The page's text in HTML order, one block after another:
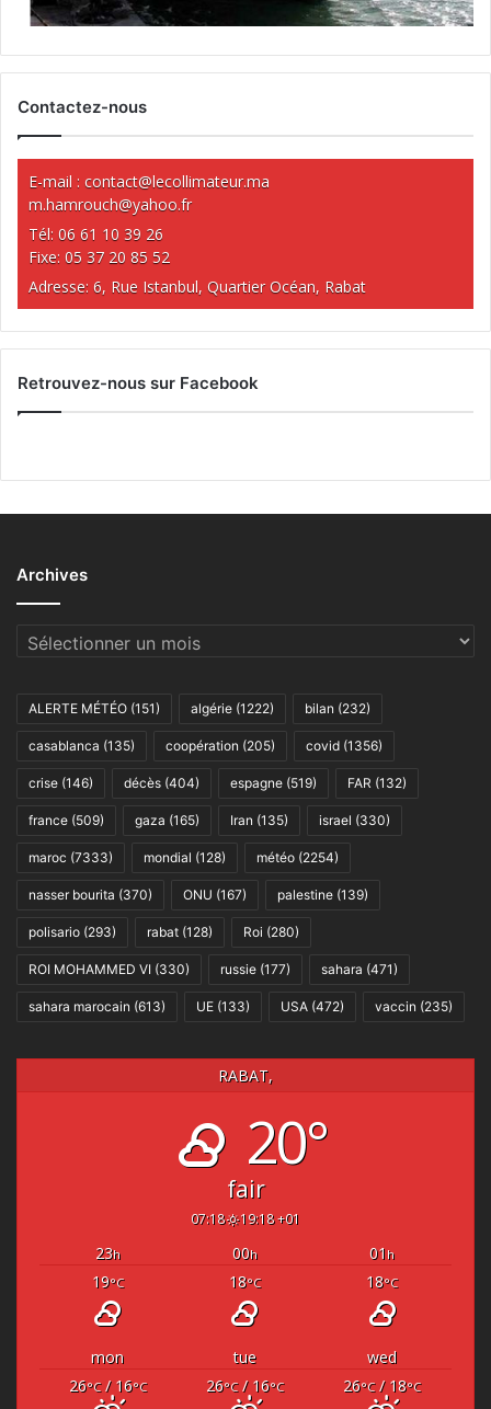
Contactez-nous
E-mail : contact@lecollimateur.ma
m.hamrouch@yahoo.fr
Tél: 06 61 10 39 26
Fixe: 05 37 20 85 52
Adresse: 6, Rue Istanbul, Quartier Océan, Rabat
Retrouvez-nous sur Facebook
Archives
Archives
ALERTE MÉTÉO (151) algérie (1222) bilan (232)
casablanca (135) coopération (205) covid (1356)
crise (146) décès (404) espagne (519) FAR (132)
france (509) gaza (165) Iran (135) israel (330)
maroc (7333) mondial (128) météo (2254)
nasser bourita (370) ONU (167) palestine (139)
polisario (293) rabat (128) Roi (280)
ROI MOHAMMED VI (330) russie (177) sahara (471)
sahara marocain (613) UE (133) USA (472) vaccin (235)
RABAT,
20°
fair
07:18 19:18 +01
23h 00h 01 h
19°C 18°C 18°C
mon tue
wed
26°C/ 16°C 26°C/ 16°C 26°C/ 18°C